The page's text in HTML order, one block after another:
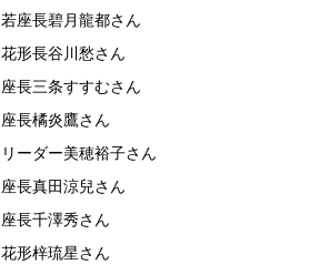
若座長碧月龍都さん
花形長谷川愁さん
座長三条すすむさん
座長橘炎鷹さん
リーダー美穂裕子さん
座長真田涼兒さん
座長千澤秀さん
花形梓琉星さん